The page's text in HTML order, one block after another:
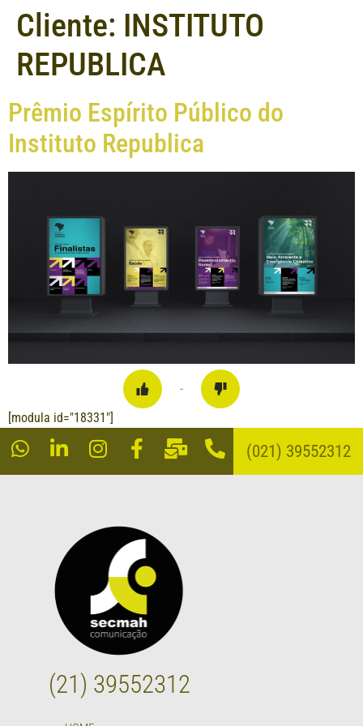
Cliente: INSTITUTO
REPUBLICA
Prêmio Espírito Público do
Instituto Republica
-
[modula id="18331"]
(021) 39552312
(21) 39552312